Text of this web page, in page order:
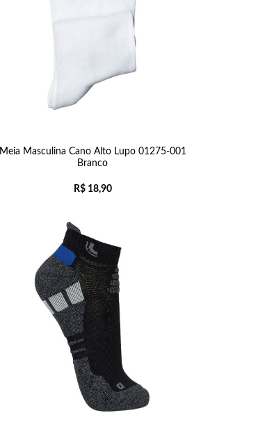
Meia Masculina Cano Alto Lupo 01275-001
Branco
R$18,90